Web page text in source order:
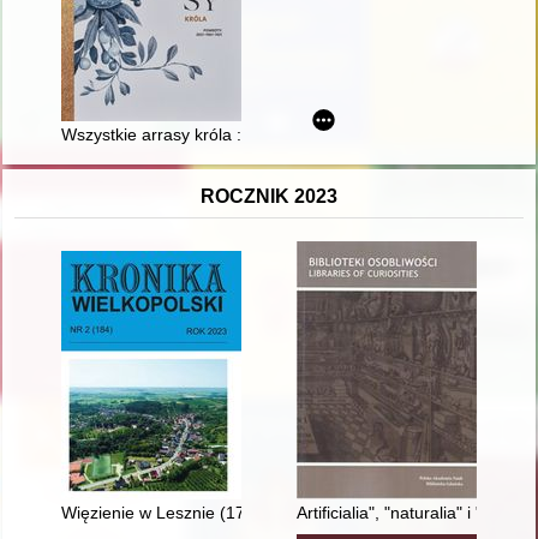
Wszystkie arrasy króla : powroty: 2021-1961-1921
ROCZNIK 2023
Więzienie w Lesznie (1793-2018)Artificialia", "naturalia" i